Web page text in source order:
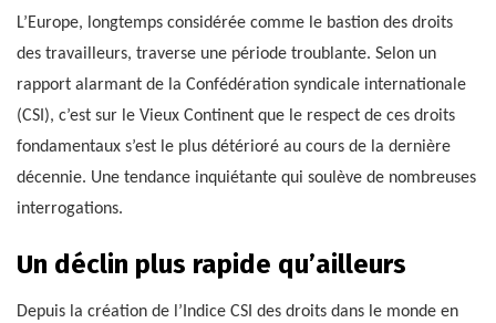
L’Europe, longtemps considérée comme le bastion des droits
des travailleurs, traverse une période troublante. Selon un
rapport alarmant de la Confédération syndicale internationale
(CSI), c’est sur le Vieux Continent que le respect de ces droits
fondamentaux s’est le plus détérioré au cours de la dernière
décennie. Une tendance inquiétante qui soulève de nombreuses
interrogations.
Un déclin plus rapide qu’ailleurs
Depuis la création de l’Indice CSI des droits dans le monde en